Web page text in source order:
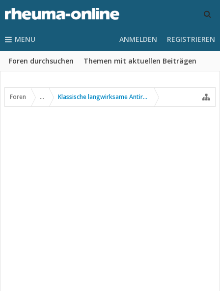
MENU
Foren durchsuchen Themen mit aktuellen Beiträgen
ANMELDEN REGISTRIEREN
Foren ... Klassische langwirksame Antirheumatika